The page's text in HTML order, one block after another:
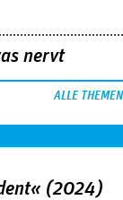
nervt
ALLE THEMEN
(2024)